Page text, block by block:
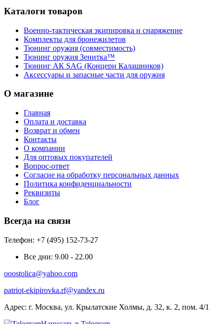
Каталоги товаров
Военно-тактическая экипировка и снаряжение
Комплекты для бронежилетов
Тюнинг оружия (совместимость)
Тюнинг оружия Зенитка™
Тюнинг АК SAG (Концерн Калашников)
Аксессуары и запасные части для оружия
О магазине
Главная
Оплата и доставка
Возврат и обмен
Контакты
О компании
Для оптовых покупателей
Вопрос-ответ
Согласие на обработку персональных данных
Политика конфиденциальности
Реквизиты
Блог
Всегда на связи
Телефон: +7 (495) 152-73-27
Все дни: 9.00 - 22.00
ooostolica@yahoo.com
patriot-ekipirovka.rf@yandex.ru
Адрес: г. Москва, ул. Крылатские Холмы, д. 32, к. 2, пом. 4/1